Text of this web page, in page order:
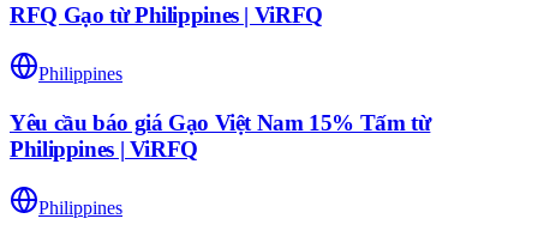
RFQ Gạo từ Philippines | ViRFQ
Philippines
Yêu cầu báo giá Gạo Việt Nam 15% Tấm từ
Philippines | ViRFQ
Philippines